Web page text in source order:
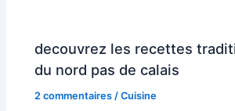
decouvrez les recettes
du nord pas de calais
2 commentaires /Cuisine